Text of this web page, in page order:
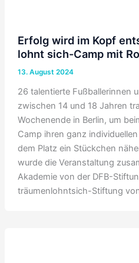
Erfolg wird im Kopf
lohnt sich-Camp mit
13. August 2024
26 talentierte Fußballerinnen
zwischen 14 und 18 Jahren
Wochenende in Berlin, um
Camp ihren ganz
dem Platz ein Stückchen
wurde die Veranstaltung
Akademie von der DFB-
träumenlohntsich-Stiftung